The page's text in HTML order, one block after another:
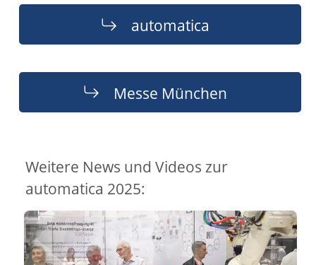
automatica
Messe München
Weitere News und Videos zur
automatica 2025: